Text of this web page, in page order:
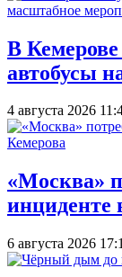
В
автобусы
4 августа 2026
«Москва»
инциденте
6 августа 2026